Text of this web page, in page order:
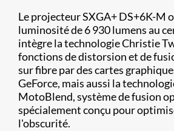
Le projecteur SXGA+ DS+6K-M
luminosité de 6 930 lumens au
intègre la technologie Christie
fonctions de distorsion et de
sur fibre par des cartes
GeForce, mais aussi la
MotoBlend, système de fusion
spécialement conçu pour
l'obscurité.